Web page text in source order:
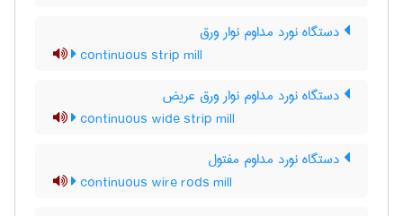
دستگاه نورد مداوم نوار ورق
continuous strip mill
دستگاه نورد مداوم نوار ورق عریض
continuous wide strip mill
دستگاه نورد مداوم مفتول
continuous wire rods mill